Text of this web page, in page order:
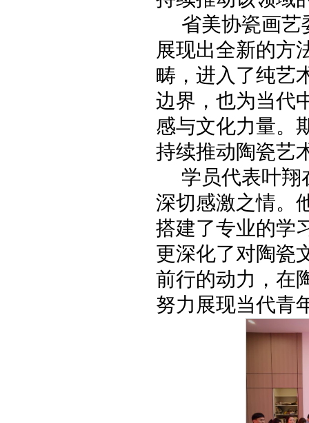
省美协瓷画艺
展现出全新的方
畴，进入了纯艺
边界，也为当代
感与文化力量。
持续推动陶瓷艺
学员代表叶翔
深切感激之情。
搭建了专业的学
更深化了对陶瓷
前行的动力，在
努力展现当代青